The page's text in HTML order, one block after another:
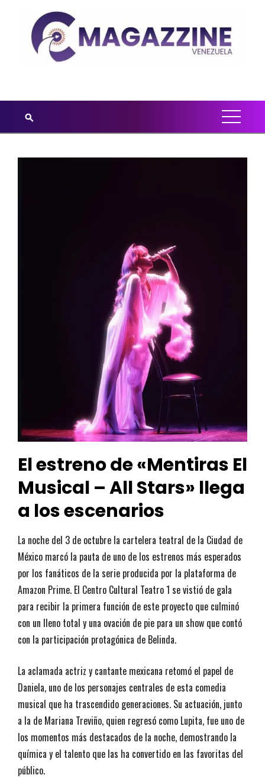
El estreno de «Mentiras El
Musical – All Stars» llega
a los escenarios
La noche del 3 de octubre la cartelera teatral de la Ciudad de
México marcó la pauta de uno de los estrenos más esperados
por los fanáticos de la serie producida por la plataforma de
Amazon Prime. El Centro Cultural Teatro 1 se vistió de gala
para recibir la primera función de este proyecto que culminó
con un lleno total y una ovación de pie para un show que contó
con la participación protagónica de Belinda.
La aclamada actriz y cantante mexicana retomó el papel de
Daniela, uno de los personajes centrales de esta comedia
musical que ha trascendido generaciones. Su actuación, junto
a la de Mariana Treviño, quien regresó como Lupita, fue uno de
los momentos más destacados de la noche, demostrando la
química y el talento que las ha convertido en las favoritas del
público.